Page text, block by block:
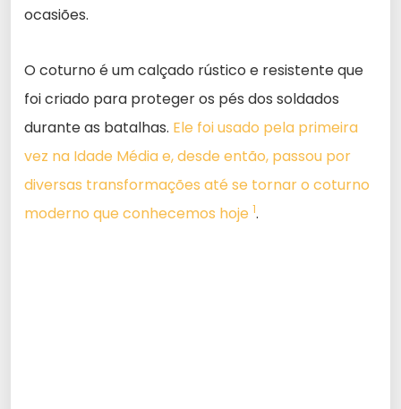
ocasiões.
O coturno é um calçado rústico e resistente que
foi criado para proteger os pés dos soldados
durante as batalhas. Ele foi usado pela primeira
vez na Idade Média e, desde então, passou por
diversas transformações até se tornar o coturno
moderno que conhecemos hoje 1.